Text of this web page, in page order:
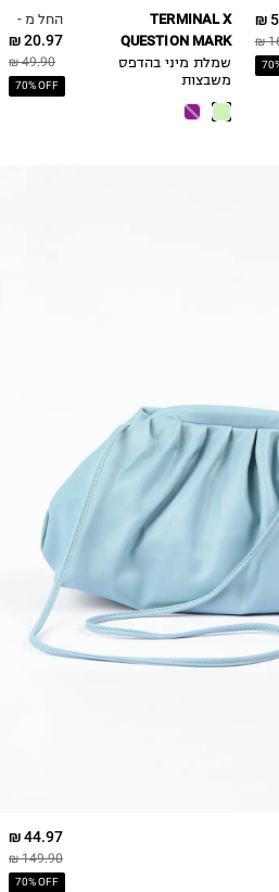
החל מ -
20.97 ₪
49.90 ₪
70% OFF
TERMINAL X
QUESTION MARK
שמלת מיני בהדפס
משבצות
44.97 ₪
149.90 ₪
70% OFF